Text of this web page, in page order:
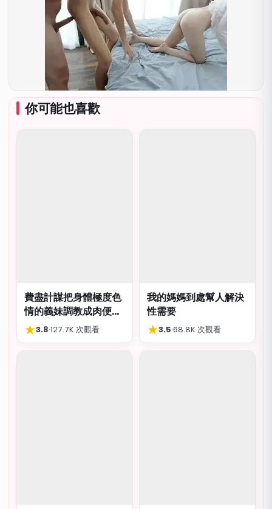
你可能也喜歡
費盡計謀把身體極度色
情的義妹調教成肉便
器，結局卻出人意外
★3.8·127.7K 次觀看
我的媽媽到處幫人解決
性需要
★3.5·68.8K 次觀看